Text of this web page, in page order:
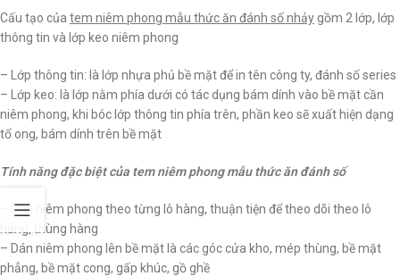
Cấu tạo của tem niêm phong mẫu thức ăn đánh số nhảy gồm 2 lớp, lớp
thông tin và lớp keo niêm phong
– Lớp thông tin: là lớp nhựa phủ bề mặt để in tên công ty, đánh số series
– Lớp keo: là lớp nằm phía dưới có tác dụng bám dính vào bề mặt cần
niêm phong, khi bóc lớp thông tin phía trên, phần keo sẽ xuất hiện dạng
tổ ong, bám dính trên bề mặt
Tính năng đặc biệt của tem niêm phong mẫu thức ăn đánh số
– Dán niêm phong theo từng lô hàng, thuận tiện để theo dõi theo lô
hàng, thùng hàng
– Dán niêm phong lên bề mặt là các góc cửa kho, mép thùng, bề mặt
phẳng, bề mặt cong, gấp khúc, gồ ghề